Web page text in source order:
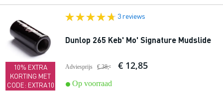
10% EXTRA
KORTING MET
CODE: EXTRA10
3 reviews
Dunlop 265 Keb' Mo' Signature Mudslide
Adviesprijs € 38,- € 12,85
Op voorraad